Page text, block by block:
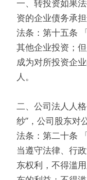
一、转投资如果
资的企业债务承担
法条：第十五条
其他企业投资；
成为对所投资企
人。
二、公司法人人
纱”，公司股东对
法条：第二十条
当遵守法律、行
东权利，不得滥